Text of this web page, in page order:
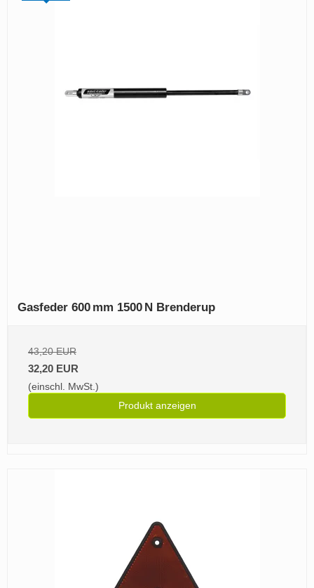
Gasfeder 600 mm 1500 N Brenderup
43,20 EUR
32,20 EUR
(einschl. MwSt.)
Produkt anzeigen